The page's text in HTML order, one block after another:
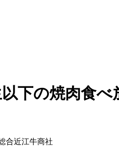
以下の焼肉食
合近江牛商社